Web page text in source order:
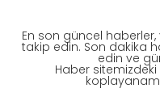
En son güncel
takip edin. Son dakika
edin ve
Haber